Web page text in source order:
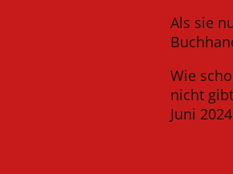
Als sie
Wie
nicht
Juni